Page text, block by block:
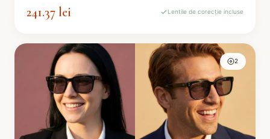
241.37 lei Lentile de corecție incluse
2